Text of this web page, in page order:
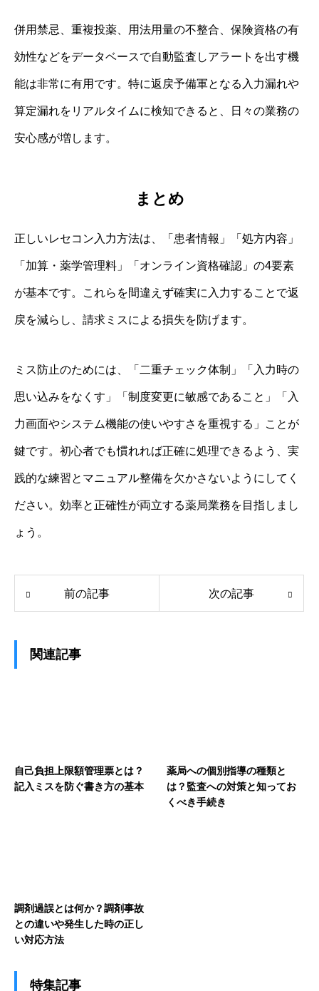
併用禁忌、重複投薬、用法用量の不整合、保険資格の有
効性などをデータベースで自動監査しアラートを出す機
能は非常に有用です。特に返戻予備軍となる入力漏れや
算定漏れをリアルタイムに検知できると、日々の業務の
安心感が増します。
まとめ
正しいレセコン入力方法は、「患者情報」「処方内容」
「加算・薬学管理料」「オンライン資格確認」の4要素
が基本です。これらを間違えず確実に入力することで返
戻を減らし、請求ミスによる損失を防げます。
ミス防止のためには、「二重チェック体制」「入力時の
思い込みをなくす」「制度変更に敏感であること」「入
力画面やシステム機能の使いやすさを重視する」ことが
鍵です。初心者でも慣れれば正確に処理できるよう、実
践的な練習とマニュアル整備を欠かさないようにしてく
ださい。効率と正確性が両立する薬局業務を目指しまし
ょう。
前の記事 次の記事
関連記事
自己負担上限額管理票とは？
記入ミスを防ぐ書き方の基本
薬局への個別指導の種類と
は？監査への対策と知ってお
くべき手続き
調剤過誤とは何か？調剤事故
との違いや発生した時の正し
い対応方法
特集記事